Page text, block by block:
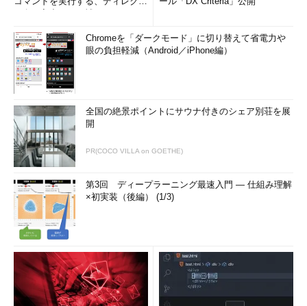
Chromeを「ダークモード」に切り替えて省電力や
眼の負担軽減（Android／iPhone編）
全国の絶景ポイントにサウナ付きのシェア別荘を展
開
PR(COCO VILLA on GOETHE)
第3回 ディープラーニング最速入門 ― 仕組み理解
×初実装（後編） (1/3)